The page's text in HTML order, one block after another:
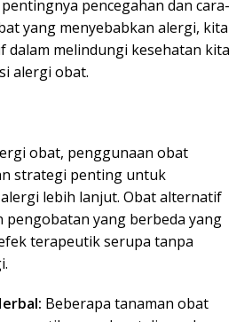
pencegahan dan cara-
yang menyebabkan alergi, kita
dalam melindungi kesehatan kita
alergi obat.
obat, penggunaan obat
strategi penting untuk
lebih lanjut. Obat alternatif
pengobatan yang berbeda yang
terapeutik serupa tanpa
Beberapa tanaman obat